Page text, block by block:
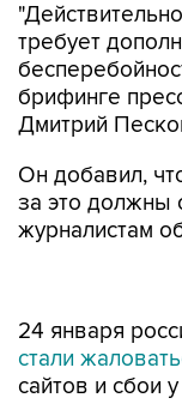
требует
брифинге
Дмитрий
Он добавил,
за это должны
журналистам
сайтов и сбои
Роскомнадзор